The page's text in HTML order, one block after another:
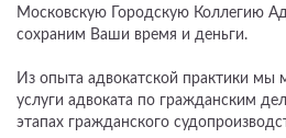
Московскую Городскую Коллегию
сохраним Ваши время и деньги.
Из опыта адвокатской практики мы
услуги адвоката по гражданским
этапах гражданского